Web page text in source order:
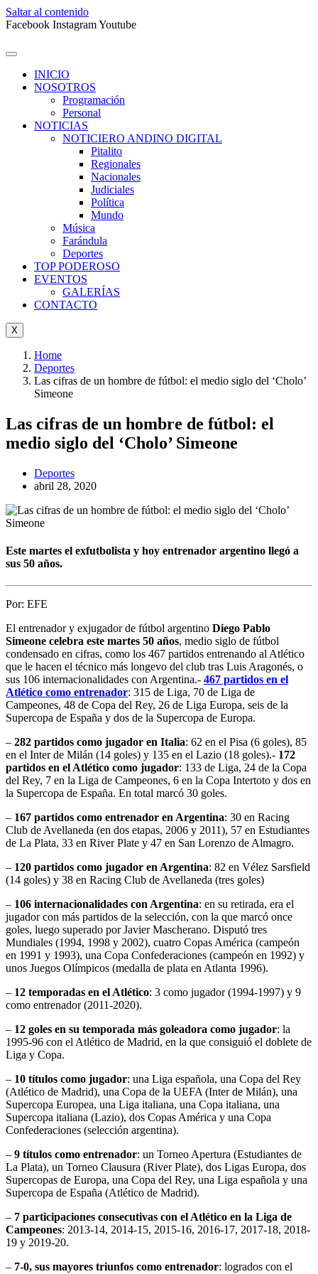
Saltar al contenido
Facebook InstagramYoutube
INICIO
NOSOTROS
Programación
Personal
NOTICIAS
NOTICIERO ANDINO DIGITAL
Pitalito
Regionales
Nacionales
Judiciales
Política
Mundo
Música
Farándula
Deportes
TOP PODEROSO
EVENTOS
GALERÍAS
CONTACTO
X
Home
Deportes
Las cifras de un hombre de fútbol: el medio siglo del ‘Cholo’
Simeone
Las cifras de un hombre de fútbol: el
medio siglo del ‘Cholo’ Simeone
Deportes
abril 28, 2020
Este martes el exfutbolista y hoy entrenador argentino llegó a
sus 50 años.
Por: EFE
El entrenador y exjugador de fútbol argentino Diego Pablo
Simeone celebra este martes 50 años, medio siglo de fútbol
condensado en cifras, como los 467 partidos entrenando al Atlético
que le hacen el técnico más longevo del club tras Luis Aragonés, o
sus 106 internacionalidades con Argentina.- 467 partidos en el
Atlético como entrenador: 315 de Liga, 70 de Liga de
Campeones, 48 de Copa del Rey, 26 de Liga Europa, seis de la
Supercopa de España y dos de la Supercopa de Europa.
– 282 partidos como jugador en Italia: 62 en el Pisa (6 goles), 85
en el Inter de Milán (14 goles) y 135 en el Lazio (18 goles).- 172
partidos en el Atlético como jugador: 133 de Liga, 24 de la Copa
del Rey, 7 en la Liga de Campeones, 6 en la Copa Intertoto y dos en
la Supercopa de España. En total marcó 30 goles.
– 167 partidos como entrenador en Argentina: 30 en Racing
Club de Avellaneda (en dos etapas, 2006 y 2011), 57 en Estudiantes
de La Plata, 33 en River Plate y 47 en San Lorenzo de Almagro.
– 120 partidos como jugador en Argentina: 82 en Vélez Sarsfield
(14 goles) y 38 en Racing Club de Avellaneda (tres goles)
– 106 internacionalidades con Argentina: en su retirada, era el
jugador con más partidos de la selección, con la que marcó once
goles, luego superado por Javier Mascherano. Disputó tres
Mundiales (1994, 1998 y 2002), cuatro Copas América (campeón
en 1991 y 1993), una Copa Confederaciones (campeón en 1992) y
unos Juegos Olímpicos (medalla de plata en Atlanta 1996).
– 12 temporadas en el Atlético: 3 como jugador (1994-1997) y 9
como entrenador (2011-2020).
– 12 goles en su temporada más goleadora como jugador: la
1995-96 con el Atlético de Madrid, en la que consiguió el doblete de
Liga y Copa.
– 10 títulos como jugador: una Liga española, una Copa del Rey
(Atlético de Madrid), una Copa de la UEFA (Inter de Milán), una
Supercopa Europea, una Liga italiana, una Copa italiana, una
Supercopa italiana (Lazio), dos Copas América y una Copa
Confederaciones (selección argentina).
– 9 títulos como entrenador: un Torneo Apertura (Estudiantes de
La Plata), un Torneo Clausura (River Plate), dos Ligas Europa, dos
Supercopas de Europa, una Copa del Rey, una Liga española y una
Supercopa de España (Atlético de Madrid).
– 7 participaciones consecutivas con el Atlético en la Liga de
Campeones: 2013-14, 2014-15, 2015-16, 2016-17, 2017-18, 2018-
19 y 2019-20.
– 7-0, sus mayores triunfos como entrenador: logrados con el